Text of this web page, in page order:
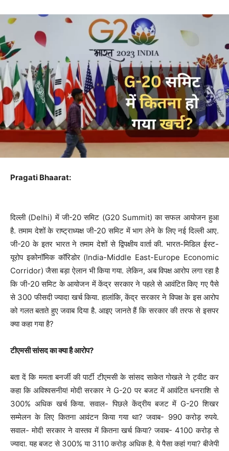
Pragati Bhaarat:
दिल्ली (Delhi) में जी-20 समिट (G20 Summit) का सफल आयोजन हुआ
है. तमाम देशों के राष्ट्राध्यक्ष जी-20 समिट में भाग लेने के लिए नई दिल्ली आए.
जी-20 के इतर भारत ने तमाम देशों से द्विपक्षीय वार्ता की. भारत-मिडिल ईस्ट-
यूरोप इकोनॉमिक कॉरिडोर (India-Middle East-Europe Economic
Corridor) जैसा बड़ा ऐलान भी किया गया. लेकिन, अब विपक्ष आरोप लगा रहा है
कि जी-20 समिट के आयोजन में केंद्र सरकार ने पहले से आवंटित किए गए पैसे
से 300 फीसदी ज्यादा खर्च किया. हालांकि, केंद्र सरकार ने विपक्ष के इस आरोप
को गलत बताते हुए जवाब दिया है. आइए जानते हैं कि सरकार की तरफ से इसपर
क्या कहा गया है?
टीएमसी सांसद का क्या है आरोप?
बता दें कि ममता बनर्जी की पार्टी टीएमसी के सांसद साकेत गोखले ने ट्वीट कर
कहा कि अविश्वसनीय! मोदी सरकार ने G-20 पर बजट में आवंटित धनराशि से
300% अधिक खर्च किया. सवाल- पिछले केंद्रीय बजट में G-20 शिखर
सम्मेलन के लिए कितना आवंटन किया गया था? जवाब- 990 करोड़ रुपये.
सवाल- मोदी सरकार ने वास्तव में कितना खर्च किया? जवाब- 4100 करोड़ से
ज्यादा. यह बजट से 300% या 3110 करोड़ अधिक है. ये पैसा कहां गया? बीजेपी